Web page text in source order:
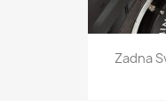
Zadna